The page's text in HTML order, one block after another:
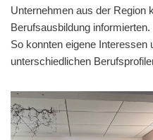
Unternehmen aus der Region
Berufsausbildung informierten.
So konnten eigene
unterschiedlichen